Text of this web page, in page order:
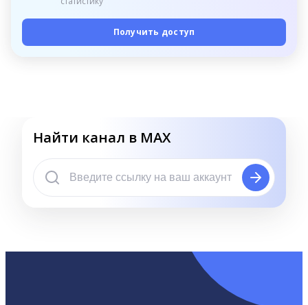
Получить доступ
Найти канал в MAX